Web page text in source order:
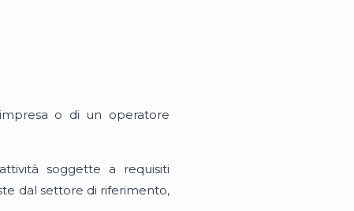
o di un operatore
soggette a requisiti
dal settore di riferimento,